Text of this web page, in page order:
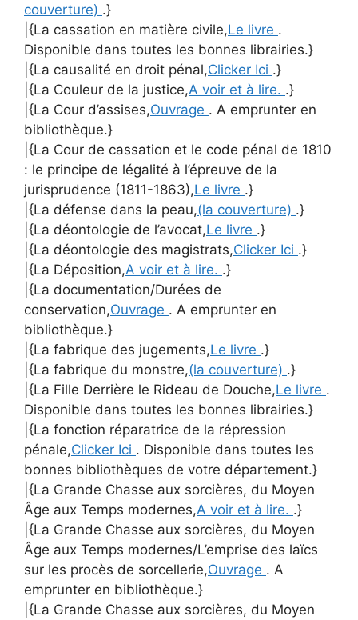
couverture) .}
|{La cassation en matière civile,Le livre .
Disponible dans toutes les bonnes librairies.}
|{La causalité en droit pénal,Clicker Ici .}
|{La Couleur de la justice,A voir et à lire. .}
|{La Cour d’assises,Ouvrage . A emprunter en
bibliothèque.}
|{La Cour de cassation et le code pénal de 1810
: le principe de légalité à l’épreuve de la
jurisprudence (1811-1863),Le livre .}
|{La défense dans la peau,(la couverture) .}
|{La déontologie de l’avocat,Le livre .}
|{La déontologie des magistrats,Clicker Ici .}
|{La Déposition,A voir et à lire. .}
|{La documentation/Durées de
conservation,Ouvrage . A emprunter en
bibliothèque.}
|{La fabrique des jugements,Le livre .}
|{La fabrique du monstre,(la couverture) .}
|{La Fille Derrière le Rideau de Douche,Le livre .
Disponible dans toutes les bonnes librairies.}
|{La fonction réparatrice de la répression
pénale,Clicker Ici . Disponible dans toutes les
bonnes bibliothèques de votre département.}
|{La Grande Chasse aux sorcières, du Moyen
Âge aux Temps modernes,A voir et à lire. .}
|{La Grande Chasse aux sorcières, du Moyen
Âge aux Temps modernes/L’emprise des laïcs
sur les procès de sorcellerie,Ouvrage . A
emprunter en bibliothèque.}
|{La Grande Chasse aux sorcières, du Moyen